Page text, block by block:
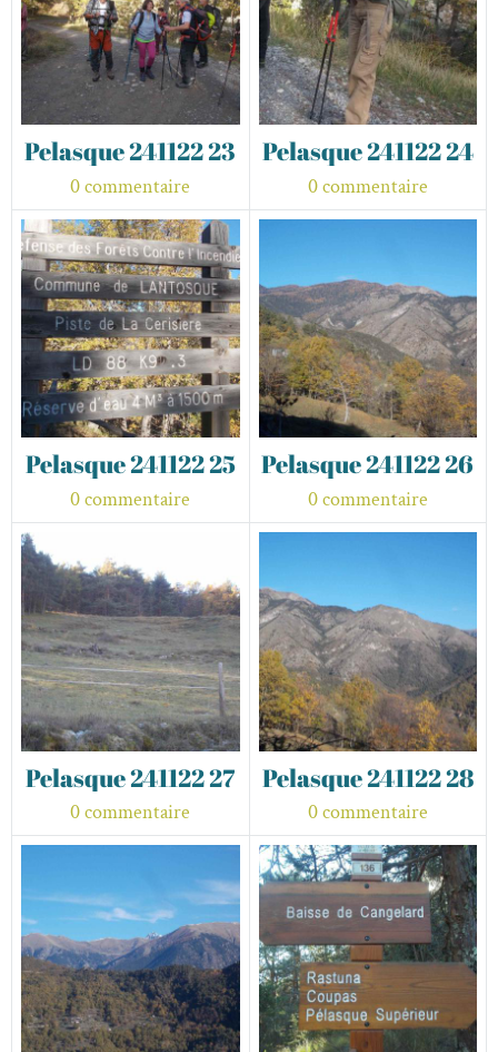
Pelasque 241122 23
0 commentaire
Pelasque 241122 24
0 commentaire
Pelasque 241122 25
0 commentaire
Pelasque 241122 26
0 commentaire
Pelasque 241122 27
0 commentaire
Pelasque 241122 28
0 commentaire